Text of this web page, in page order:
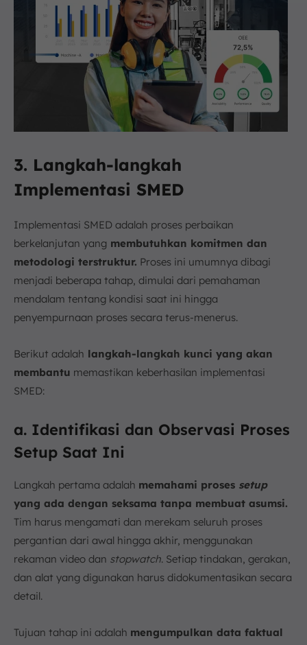
3. Langkah-langkah
Implementasi SMED
Implementasi SMED adalah proses perbaikan
berkelanjutan yang membutuhkan komitmen dan
metodologi terstruktur. Proses ini umumnya dibagi
menjadi beberapa tahap, dimulai dari pemahaman
mendalam tentang kondisi saat ini hingga
penyempurnaan proses secara terus-menerus.
Berikut adalah langkah-langkah kunci yang akan
membantu memastikan keberhasilan implementasi
SMED:
a. Identifikasi dan Observasi Proses
Setup Saat Ini
Langkah pertama adalah memahami proses setup
yang ada dengan seksama tanpa membuat asumsi.
Tim harus mengamati dan merekam seluruh proses
pergantian dari awal hingga akhir, menggunakan
rekaman video dan stopwatch. Setiap tindakan, gerakan,
dan alat yang digunakan harus didokumentasikan secara
detail.
Tujuan tahap ini adalah mengumpulkan data faktual